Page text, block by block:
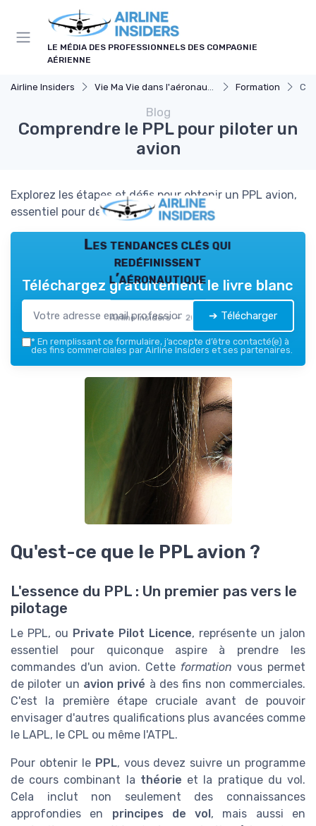
LE MÉDIA DES PROFESSIONNELS DES COMPAGNIE
AÉRIENNE
Airline Insiders Vie Ma Vie dans l'aéronautique Formation
Blog
Comprendre le PPL pour piloter un
avion
Explorez les étapes et défis pour obtenir un PPL avion,
essentiel pour devenir pilote privé.
Les tendances clés qui
redéfinissent
l’aéronautique
Airline Insiders — 2026
Téléchargez gratuitement le livre blanc
➔ Télécharger
* En remplissant ce formulaire, j’accepte d’être contacté(e) à
des fins commerciales par Airline Insiders et ses partenaires.
Qu'est-ce que le PPL avion ?
L'essence du PPL : Un premier pas vers le
pilotage
Le PPL, ou Private Pilot Licence, représente un jalon
essentiel pour quiconque aspire à prendre les
commandes d'un avion. Cette formation vous permet
de piloter un avion privé à des fins non commerciales.
C'est la première étape cruciale avant de pouvoir
envisager d'autres qualifications plus avancées comme
le LAPL, le CPL ou même l'ATPL.
Pour obtenir le PPL, vous devez suivre un programme
de cours combinant la théorie et la pratique du vol.
Cela inclut non seulement des connaissances
approfondies en principes de vol, mais aussi en
Panneau de gestion des cookies